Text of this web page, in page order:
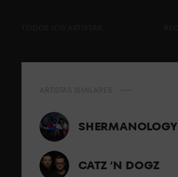
SHERMANOLOGY
CATZ ‘N DOGZ